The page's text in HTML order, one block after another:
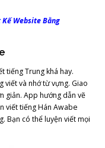
Kế Website Bằng
tiếng Trung khá hay.
viết và nhớ từ vựng. Giao
giản. App hướng dẫn vẽ
viết tiếng Hán Awabe
Bạn có thể luyện viết mọi